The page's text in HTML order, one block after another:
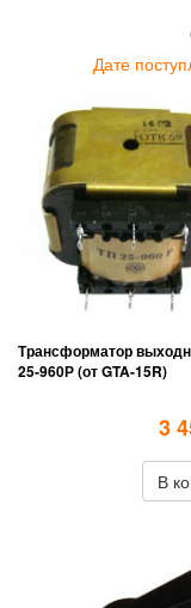
Дате
Трансформатор
25-960Р (от GTA-15R)
3
В